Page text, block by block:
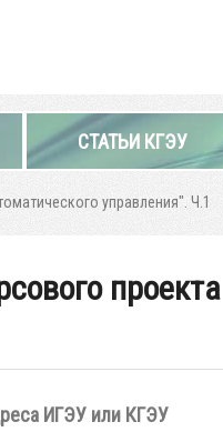
СТАТЬИ КГЭУ
управления". Ч.1
ИГЭУ или КГЭУ